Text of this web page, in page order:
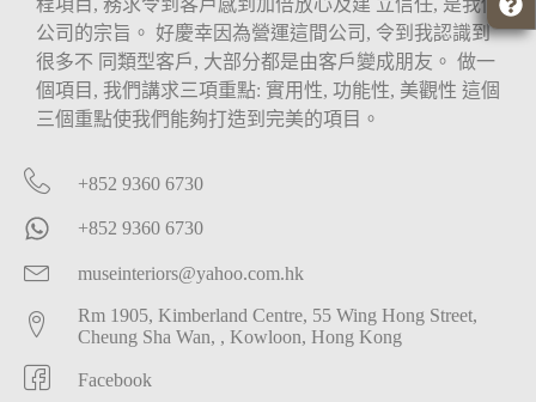
程項目, 務求令到客戶感到加倍放心及建 立信任, 是我們
公司的宗旨。 好慶幸因為營運這間公司, 令到我認識到
很多不 同類型客戶, 大部分都是由客戶變成朋友。 做一
個項目, 我們講求三項重點: 實用性, 功能性, 美觀性 這個
三個重點使我們能夠打造到完美的項目。
+852 9360 6730
+852 9360 6730
museinteriors@yahoo.com.hk
Rm 1905, Kimberland Centre, 55 Wing Hong Street,
Cheung Sha Wan, , Kowloon, Hong Kong
Facebook